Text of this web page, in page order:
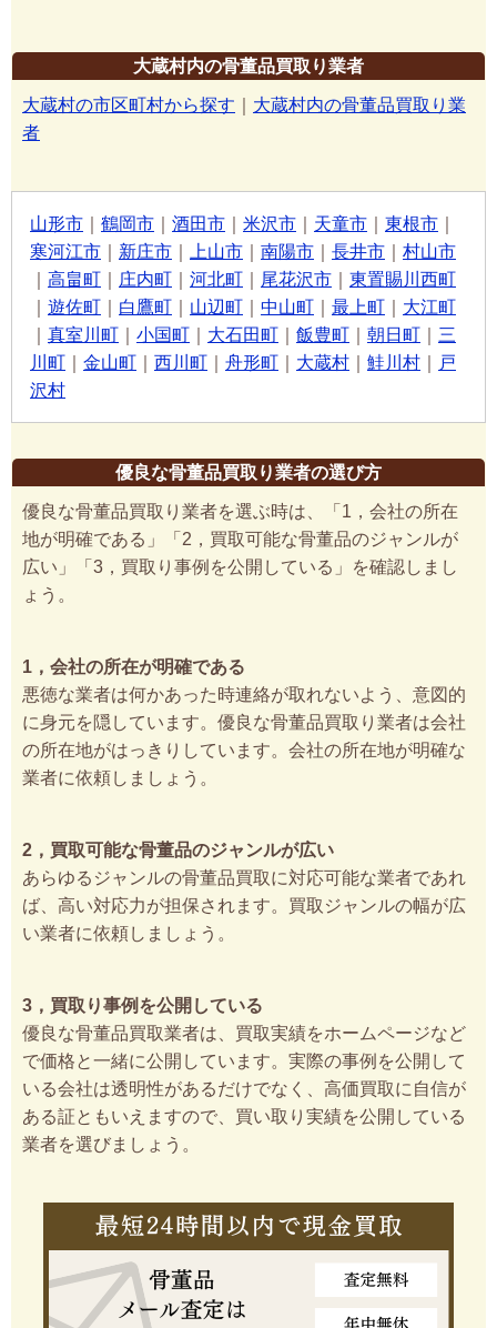
大蔵村内の骨董品買取り業者
大蔵村の市区町村から探す
大蔵村内の骨董品買取り業
者
山形市 鶴岡市 酒田市 米沢市 天童市 東根市
寒河江市
新庄市 上山市 南陽市 長井市
村山市
高畠町 庄内町 河北町 尾花沢市
東置賜川西町
遊佐町 白鷹町 山辺町 中山町 最上町
大江町
真室川町 小国町 大石田町 飯豊町 朝日町
三
川町
金山町 西川町 舟形町 大蔵村 鮭川村
戸
沢村
優良な骨董品買取り業者の選び方
優良な骨董品買取り業者を選ぶ時は、「1，会社の所在
地が明確である」「2，買取可能な骨董品のジャンルが
広い」「3，買取り事例を公開している」を確認しまし
ょう。
1，会社の所在が明確である
悪徳な業者は何かあった時連絡が取れないよう、意図的
に身元を隠しています。優良な骨董品買取り業者は会社
の所在地がはっきりしています。会社の所在地が明確な
業者に依頼しましょう。
2，買取可能な骨董品のジャンルが広い
あらゆるジャンルの骨董品買取に対応可能な業者であれ
ば、高い対応力が担保されます。買取ジャンルの幅が広
い業者に依頼しましょう。
3，買取り事例を公開している
優良な骨董品買取業者は、買取実績をホームページなど
で価格と一緒に公開しています。実際の事例を公開して
いる会社は透明性があるだけでなく、高価買取に自信が
ある証ともいえますので、買い取り実績を公開している
業者を選びましょう。